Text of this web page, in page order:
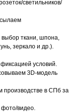
светильников/
ткани, шпона,
зеркало и др.).
условий.
3D-модель
производстве в СПб за
фото/видео.